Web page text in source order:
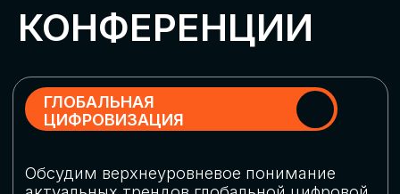
Обменяемся опытом, какие ИИ-решения
в маркетинге и продажах наиболее
рекламными кампаниями показывают
наибольшую эффективность
РОБОТИЗАЦИЯ